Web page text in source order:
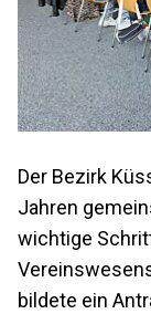
Der Bezirk
Jahren
wichtige
bildete ein